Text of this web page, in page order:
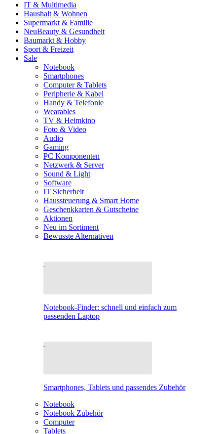
IT & Multimedia
Haushalt & Wohnen
Supermarkt & Familie
NeuBeauty & Gesundheit
Baumarkt & Hobby
Sport & Freizeit
Sale
Notebook
Smartphones
Computer & Tablets
Peripherie & Kabel
Handy & Telefonie
Wearables
TV & Heimkino
Foto & Video
Audio
Gaming
PC Komponenten
Netzwerk & Server
Sound & Light
Software
IT Sicherheit
Haussteuerung & Smart Home
Geschenkkarten & Gutscheine
Aktionen
Neu im Sortiment
Bewusste Alternativen
Notebook-Finder: schnell und einfach zum
passenden Laptop
Smartphones, Tablets und passendes Zubehör
Notebook
Notebook Zubehör
Computer
Tablets